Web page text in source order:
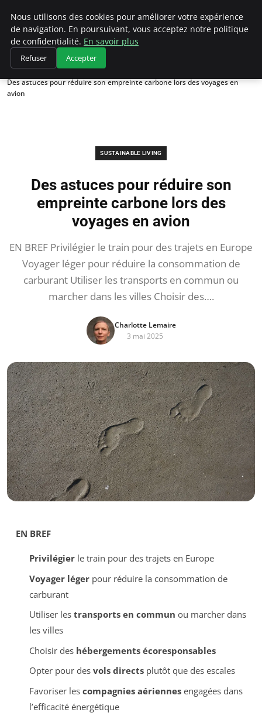
Climategatecountryclub.com
Accueil
Sustainable Living
Des astuces pour réduire son empreinte carbone lors des voyages en
avion
SUSTAINABLE LIVING
Des astuces pour réduire son
empreinte carbone lors des
voyages en avion
EN BREF Privilégier le train pour des trajets en Europe
Voyager léger pour réduire la consommation de
carburant Utiliser les transports en commun ou
marcher dans les villes Choisir des….
Charlotte Lemaire
3 mai 2025
EN BREF
Privilégierle train pour des trajets en Europe
Voyager légerpour réduire la consommation de
carburant
Utiliser les transports en commun ou marcher dans
les villes
Choisir des hébergements écoresponsables
Opter pour des vols directsplutôt que des escales
Favoriser les compagnies aériennesengagées dans
l’efficacité énergétique
Nous utilisons des cookies pour améliorer votre expérience
de navigation. En poursuivant, vous acceptez notre politique
de confidentialité. En savoir plus
Refuser Accepter